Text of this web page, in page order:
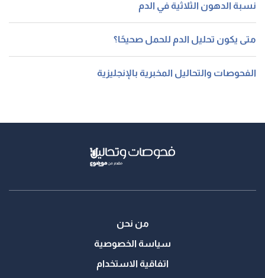
نسبة الدهون الثلاثية في الدم
متى يكون تحليل الدم للحمل صحيحًا؟
الفحوصات والتحاليل المخبرية بالإنجليزية
من نحن
سياسة الخصوصية
اتفاقية الاستخدام